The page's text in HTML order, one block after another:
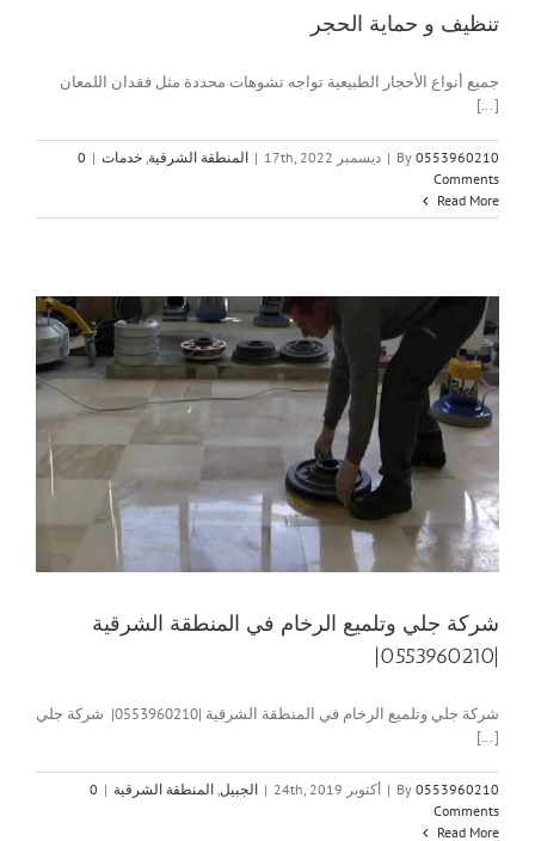
تنظيف و حماية الحجر
جميع أنواع الأحجار الطبيعية تواجه تشوهات محددة مثل فقدان اللمعان
[...]
By 0553960210
| ديسمبر 17th, 2022 | المنطقة الشرقية خدمات |
0
Comments
Read More
شركة جلي وتلميع الرخام في المنطقة الشرقية
|0553960210|
شركة جلي وتلميع الرخام في المنطقة الشرقية |0553960210| شركة جلي
[...]
By 0553960210
| أكتوبر 24th, 2019 | الجبيل المنطقة الشرقية |
0
Comments
Read More